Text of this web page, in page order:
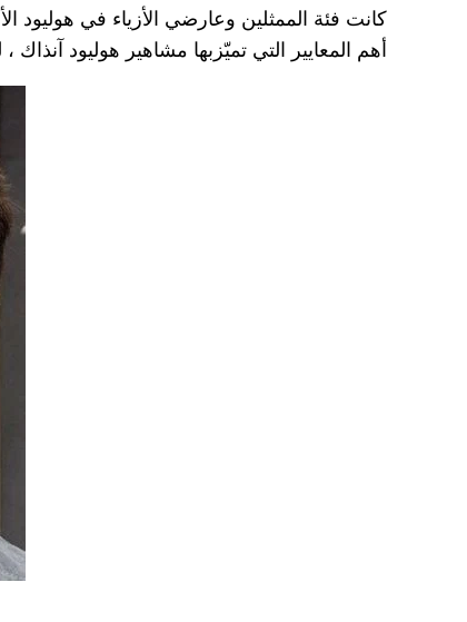
كانت فئة الممثلين وعارضي الأزياء في هوليود
أهم المعايير التي تميّزبها مشاهير هوليود